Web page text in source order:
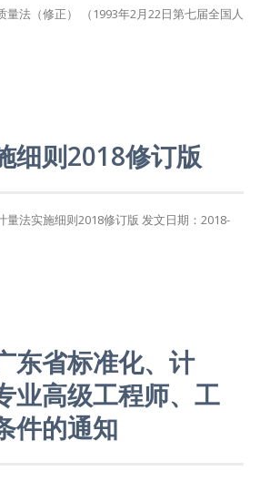
量法（修正） （1993年2月22日第七届全国人
细则2018修订版
量法实施细则2018修订版 发文日期：2018-
东省标准化、计
业高级工程师、工
件的通知